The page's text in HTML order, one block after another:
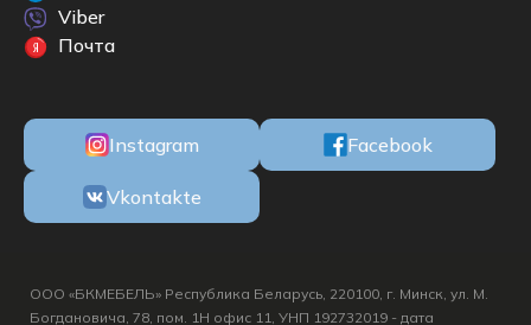
Viber
Почта
Instagram Facebook
Vkontakte
ООО «БКМЕБЕЛЬ» Республика Беларусь, 220100, г. Минск, ул. М.
Богдановича, 78, пом. 1Н офис 11, УНП 192732019 - дата